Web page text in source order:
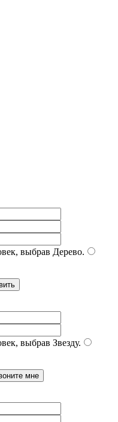
выбрав Дерево.
выбрав Звезду.